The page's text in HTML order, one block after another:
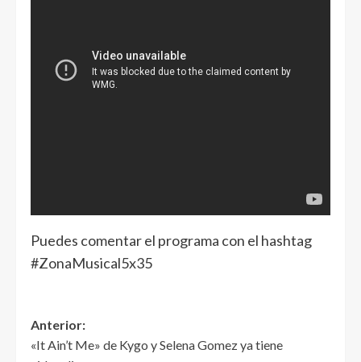
Puedes comentar el programa con el hashtag
#ZonaMusical5x35
Anterior:
«It Ain’t Me» de Kygo y Selena Gomez ya tiene